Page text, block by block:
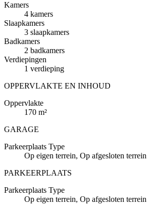
Kamers
4 kamers
Slaapkamers
3 slaapkamers
Badkamers
2 badkamers
Verdiepingen
1 verdieping
OPPERVLAKTE EN INHOUD
Oppervlakte
170 m²
GARAGE
Parkeerplaats Type
Op eigen terrein, Op afgesloten terrein
PARKEERPLAATS
Parkeerplaats Type
Op eigen terrein, Op afgesloten terrein